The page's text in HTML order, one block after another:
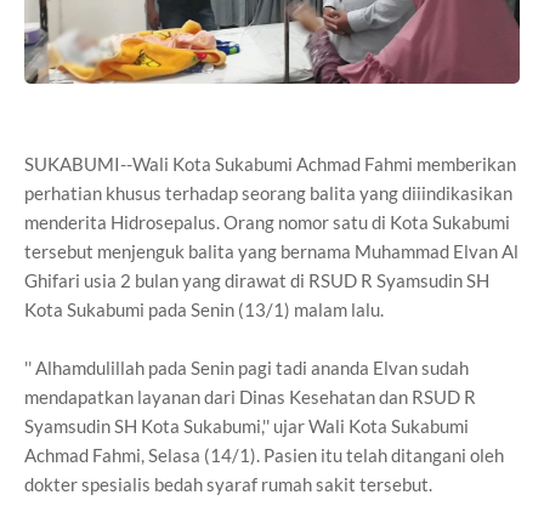
SUKABUMI--Wali Kota Sukabumi Achmad Fahmi memberikan
perhatian khusus terhadap seorang balita yang diiindikasikan
menderita Hidrosepalus. Orang nomor satu di Kota Sukabumi
tersebut menjenguk balita yang bernama Muhammad Elvan Al
Ghifari usia 2 bulan yang dirawat di RSUD R Syamsudin SH
Kota Sukabumi pada Senin (13/1) malam lalu.
'' Alhamdulillah pada Senin pagi tadi ananda Elvan sudah
mendapatkan layanan dari Dinas Kesehatan dan RSUD R
Syamsudin SH Kota Sukabumi,'' ujar Wali Kota Sukabumi
Achmad Fahmi, Selasa (14/1). Pasien itu telah ditangani oleh
dokter spesialis bedah syaraf rumah sakit tersebut.